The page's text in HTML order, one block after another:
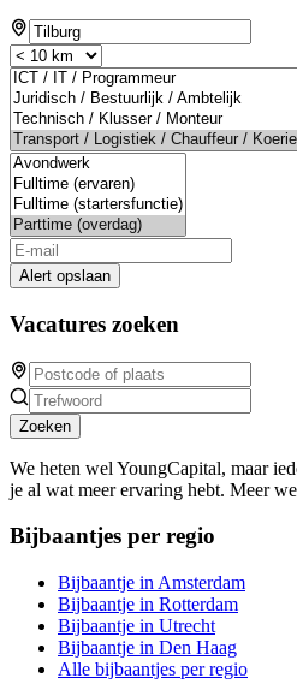
Alert opslaan
Vacatures zoeken
Zoeken
We heten wel YoungCapital, maar
je al wat meer ervaring hebt. Meer
Bijbaantjes per regio
Bijbaantje in Amsterdam
Bijbaantje in Rotterdam
Bijbaantje in Utrecht
Bijbaantje in Den Haag
Alle bijbaantjes per regio